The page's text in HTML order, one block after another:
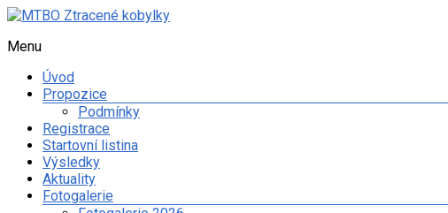
Skip
content
MTBO
Ztracené
kobylky
Web
organizaci
orientačního
závodu
Menu
Úvod
Propozice
Podmínky
Registrace
Startovní listina
Výsledky
Aktuality
Fotogalerie